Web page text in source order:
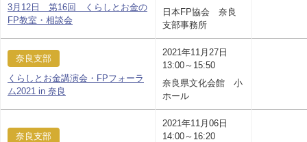
3月12日 第16回 くらしとお金の
FP教室・相談会
日本FP協会 奈良
支部事務所
奈良支部
くらしとお金講演会・FPフォーラ
ム2021 in 奈良
2021年11月27日
13:00～15:50
奈良県文化会館 小
ホール
奈良支部
2021年11月06日
14:00～16:20